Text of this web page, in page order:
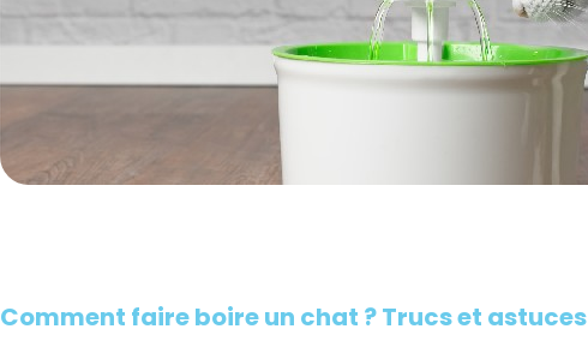
Comment faire boire un chat ? Trucs et astuces